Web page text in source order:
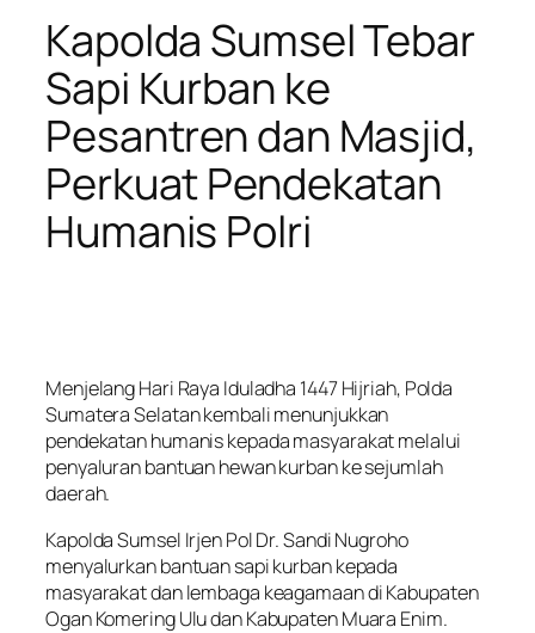
Kapolda Sumsel Tebar
Sapi Kurban ke
Pesantren dan Masjid,
Perkuat Pendekatan
Humanis Polri
Menjelang Hari Raya Iduladha 1447 Hijriah, Polda
Sumatera Selatan kembali menunjukkan
pendekatan humanis kepada masyarakat melalui
penyaluran bantuan hewan kurban ke sejumlah
daerah.
Kapolda Sumsel Irjen Pol Dr. Sandi Nugroho
menyalurkan bantuan sapi kurban kepada
masyarakat dan lembaga keagamaan di Kabupaten
Ogan Komering Ulu dan Kabupaten Muara Enim.